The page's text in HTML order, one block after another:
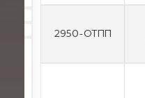
2950-ОТПП